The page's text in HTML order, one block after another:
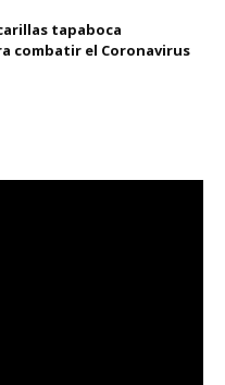
tapaboca
combatir el Coronavirus